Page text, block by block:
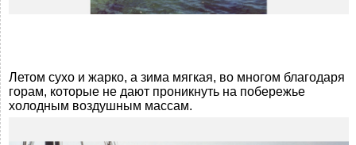
Летом сухо и жарко, а зима мягкая, во многом благодаря
горам, которые не дают проникнуть на побережье
холодным воздушным массам.